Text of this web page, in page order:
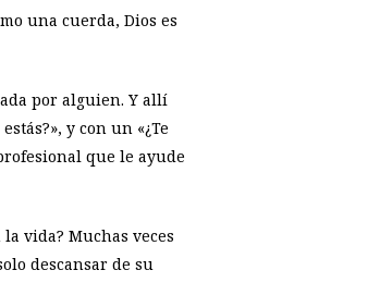
una cuerda, Dios es
por alguien. Y allí
y con un «¿Te
que le ayude
vida? Muchas veces
descansar de su